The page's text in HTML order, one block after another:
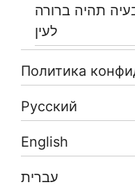
תהיה ברורה
לעין
Политика
Русский
English
עברית